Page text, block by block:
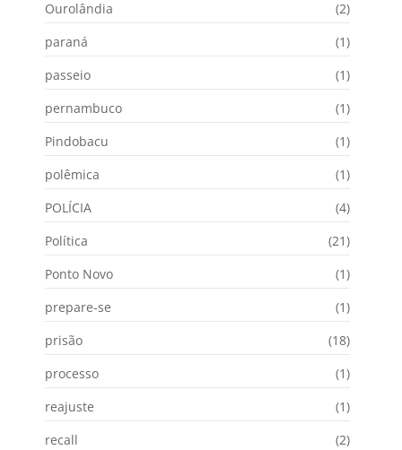
Ourolândia
(2)
paraná
(1)
passeio
(1)
pernambuco
(1)
Pindobacu
(1)
polêmica
(1)
POLÍCIA
(4)
Política
(21)
Ponto Novo
(1)
prepare-se
(1)
prisão
(18)
processo
(1)
reajuste
(1)
recall
(2)